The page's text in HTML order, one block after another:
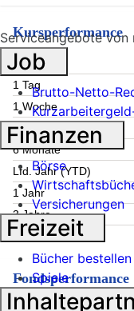
Kursperformance
Zeitraum
1 Tag
1 Woche
1 Monat
6 Monate
Lfd. Jahr (YTD)
1 Jahr
3 Jahre
5 Jahre
Fondsperformance
Serviceangebote von
Job
Brutto-Netto-
Finanzen
Börse
Versicherungen
Freizeit
Bücher bestellen
Spiele